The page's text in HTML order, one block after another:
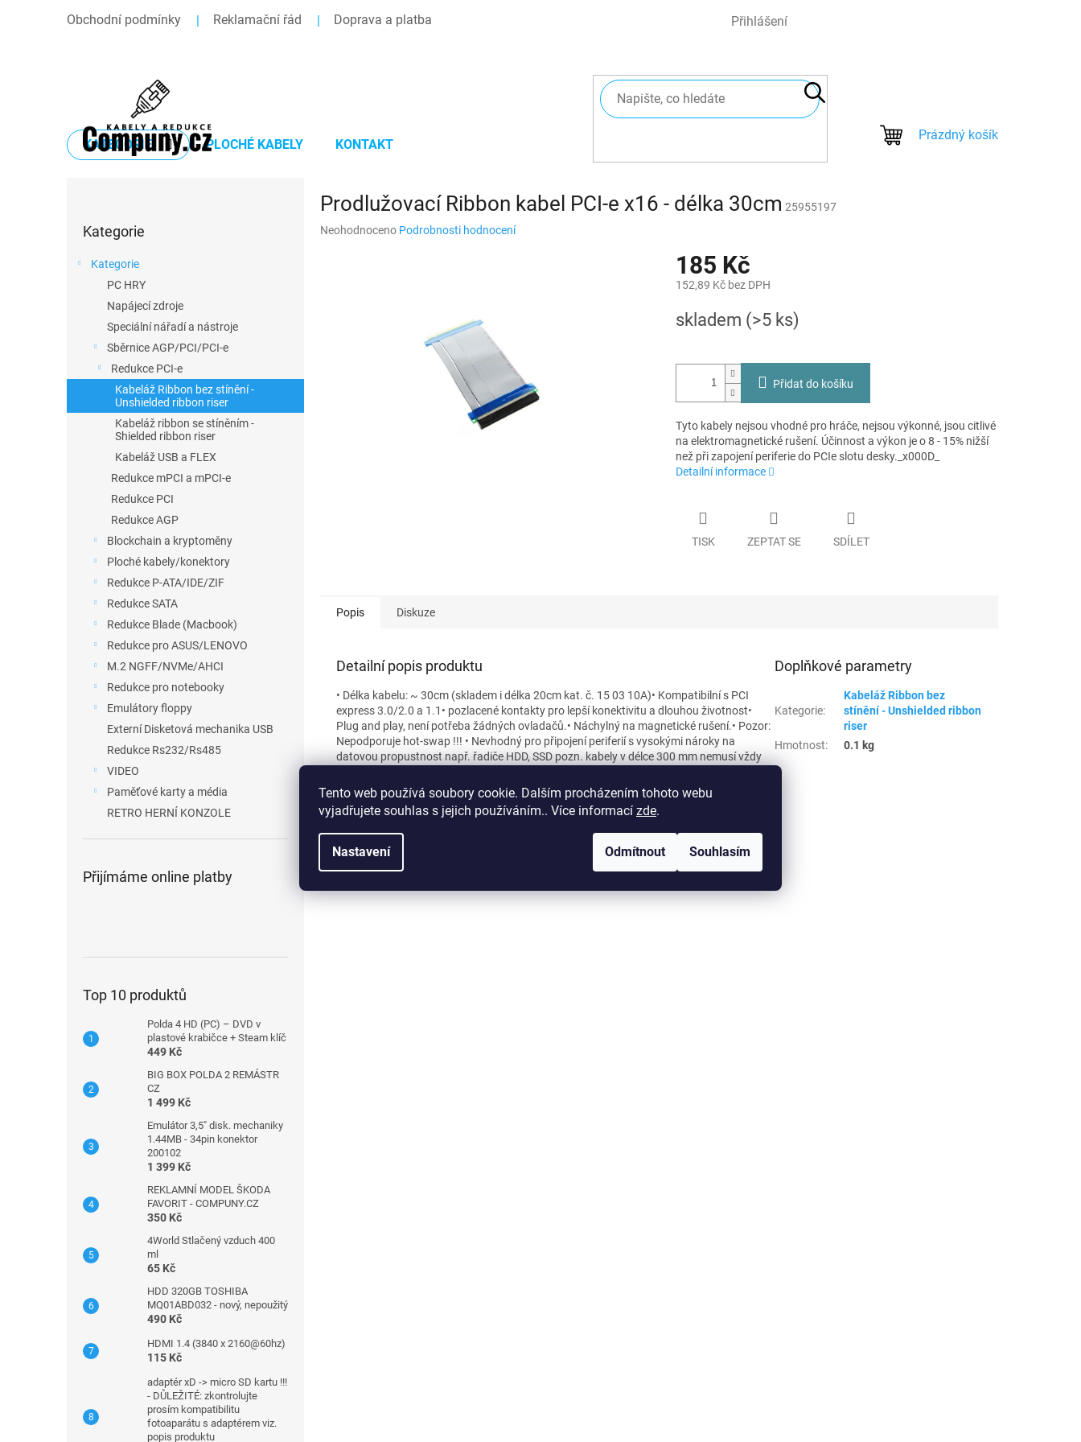
Tento web používá soubory cookie. Dalším procházením tohoto webu
vyjadřujete souhlas s jejich používáním.. Více informací zde.
Nastavení Odmítnout Souhlasím
Obchodní podmínky Reklamační řád Doprava a platba Přihlášení
NÁKUPNÍ
Prázdný košík
KATEGORIE PLOCHÉ KABELY KONTAKT
n
l
kategorie
Kategorie
Kategorie
PC HRY
Napájecí zdroje
Speciální nářadí a nástroje
Sběrnice AGP/PCI/PCI-e
Redukce PCI-e
Kabeláž Ribbon bez stínění -
Unshielded ribbon riser
Kabeláž ribbon se stíněním -
Shielded ribbon riser
Kabeláž USB a FLEX
Redukce mPCI a mPCI-e
Redukce PCI
Redukce AGP
Blockchain a kryptoměny
Ploché kabely/konektory
Redukce P-ATA/IDE/ZIF
Redukce SATA
Redukce Blade (Macbook)
Redukce pro ASUS/LENOVO
M.2 NGFF/NVMe/AHCI
Redukce pro notebooky
Emulátory floppy
Externí Disketová mechanika USB
Redukce Rs232/Rs485
VIDEO
Paměťové karty a média
RETRO HERNÍ KONZOLE
Přijímáme online platby
Top 10 produktů
Polda 4 HD (PC) – DVD v
plastové krabičce + Steam klíč
449 Kč
BIG BOX POLDA 2 REMÁSTR
CZ
1 499 Kč
Emulátor 3,5" disk. mechaniky
1.44MB - 34pin konektor
200102
1 399 Kč
REKLAMNÍ MODEL ŠKODA
FAVORIT - COMPUNY.CZ
350 Kč
4World Stlačený vzduch 400
ml
65 Kč
HDD 320GB TOSHIBA
MQ01ABD032 - nový, nepoužitý
490 Kč
HDMI 1.4 (3840 x 2160@60hz)
115 Kč
adaptér xD -> micro SD kartu !!!
- DŮLEŽITÉ: zkontrolujte
prosím kompatibilitu
fotoaparátu s adaptérem viz.
popis produktu
Prodlužovací Ribbon kabel PCI-e x16 - délka 30cm 25955197
Průměrné
Neohodnoceno Podrobnosti hodnocení
185 Kč
152,89 Kč bez DPH
cena:
skladem (>5 ks)
Přidat do košíku
Tyto kabely nejsou vhodné pro hráče, nejsou výkonné, jsou citlivé
na elektromagnetické rušení. Účinnost a výkon je o 8 - 15% nižší
než při zapojení periferie do PCIe slotu desky._x000D_
Detailní informace
TISK ZEPTAT SE SDÍLET
Popis Diskuze
Detailní popis produktu
• Délka kabelu: ~ 30cm (skladem i délka 20cm kat. č. 15 03 10A)• Kompatibilní s PCI
express 3.0/2.0 a 1.1• pozlacené kontakty pro lepší konektivitu a dlouhou životnost•
Plug and play, není potřeba žádných ovladačů.• Náchylný na magnetické rušení.• Pozor:
Nepodporuje hot-swap !!! • Nevhodný pro připojení periferií s vysokými nároky na
datovou propustnost např. řadiče HDD, SSD pozn. kabely v délce 300 mm nemusí vždy
(většinou je tento problém u desek MSI či grafik nVidia a RX 470 Sapphire nitro OC 8GB
... výborně pracuje s r9 280x). Řešení je takové, že nejdříve je nutné dostat ovladače do
graficke karty tj. kartu je nutné vložit do PCI-e v desce, provést instalaci driverů,
restartovat systém a takto pokračovat s ostavními kartami ... po tomto procesu pak už
stačí karty instalovat na riser a vše běží jak má.
Doplňkové parametry
Kategorie:
Kabeláž Ribbon bez
stínění - Unshielded ribbon
riser
Hmotnost: 0.1 kg